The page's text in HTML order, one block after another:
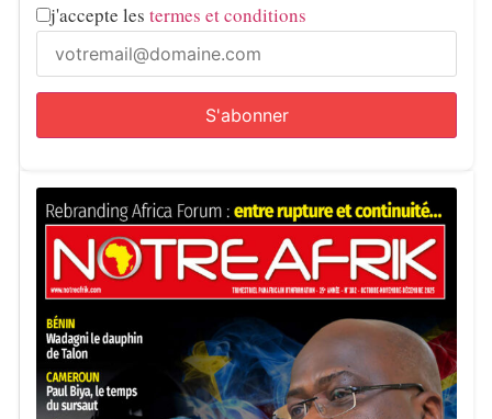
j'accepte les termes et conditions